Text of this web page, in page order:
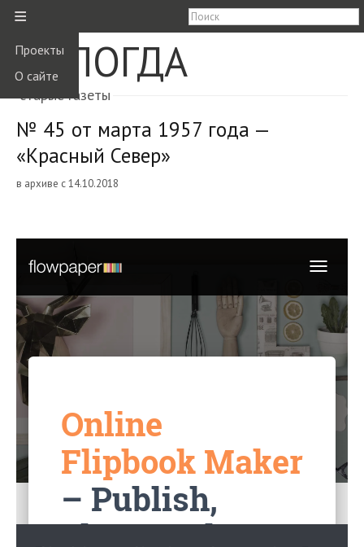
≡
Проекты
О сайте
ВОЛОГДА
старые газеты
№ 45 от марта 1957 года —
«Красный Север»
в архиве с 14.10.2018